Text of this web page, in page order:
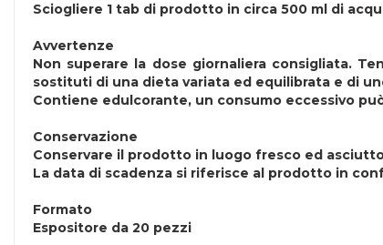
Sciogliere 1 tab di prodotto in circa 500 ml di
Avvertenze
Non superare la dose giornaliera consigliata.
sostituti di una dieta variata ed equilibrata e di
Contiene edulcorante, un consumo eccessivo
Conservazione
Conservare il prodotto in luogo fresco ed
La data di scadenza si riferisce al prodotto in
Formato
Espositore da 20 pezzi